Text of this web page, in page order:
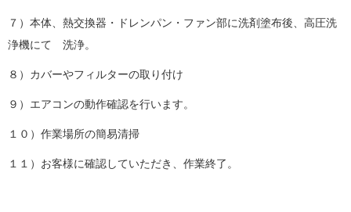
７）本体、熱交換器・ドレンパン・ファン部に洗剤塗布後、高圧洗
浄機にて 洗浄。
８）カバーやフィルターの取り付け
９）エアコンの動作確認を行います。
１０）作業場所の簡易清掃
１１）お客様に確認していただき、作業終了。